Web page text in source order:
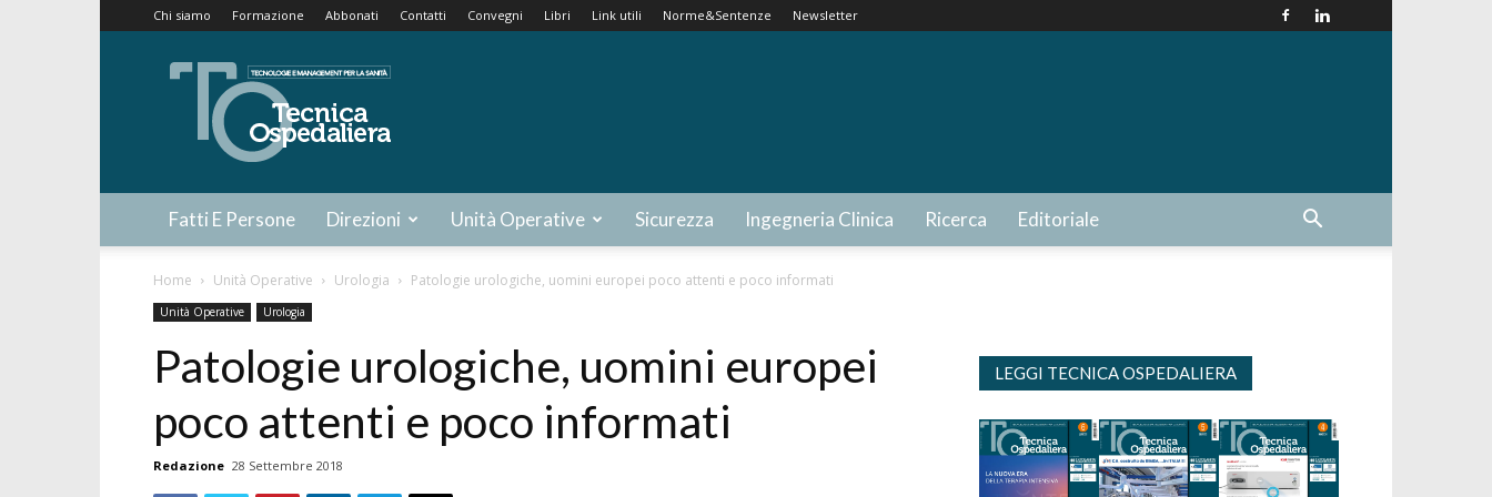
Chi siamo Formazione Abbonati Contatti Convegni Libri Link utili Norme&Sentenze Newsletter
Tecnica
Ospedaliera
Fatti E Persone Direzioni Unità Operative Sicurezza Ingegneria Clinica Ricerca Editoriale
Home Unità Operative Urologia Patologie urologiche, uomini europei poco attenti e poco informati
Unità Operative Urologia
Patologie urologiche, uomini europei
poco attenti e poco informati
Redazione 28 Settembre 2018
LEGGI TECNICA OSPEDALIERA